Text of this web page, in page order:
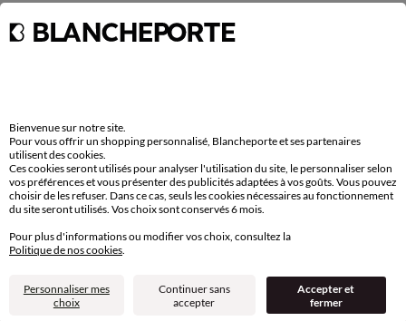
Livraison express
sous 30 jours avec Mondial Relay
uniquement
Service clients
par chat et par téléphone
de 8h00 à 20h00 du lundi au samedi
en vous inscrivant à la newsletter
Bienvenue sur notre site.
Pour vous offrir un shopping personnalisé, Blancheporte et ses partenaires
utilisent des cookies.
Ces cookies seront utilisés pour analyser l'utilisation du site, le personnaliser selon
vos préférences et vous présenter des publicités adaptées à vos goûts. Vous pouvez
choisir de les refuser. Dans ce cas, seuls les cookies nécessaires au fonctionnement
du site seront utilisés. Vos choix sont conservés 6 mois.
Pour plus d'informations ou modifier vos choix, consultez la
Politique de nos cookies.
Personnaliser mes
choix
Continuer sans
accepter
Accepter et
fermer